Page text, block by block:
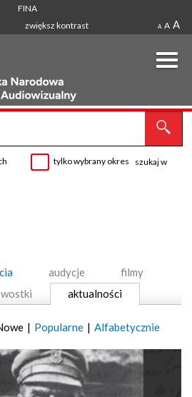
FINA
zwiększ kontrast
A A A
tylko wybrany okres
szukaj w
audycje
filmy
aktualności
| Popularne | Alfabetycznie